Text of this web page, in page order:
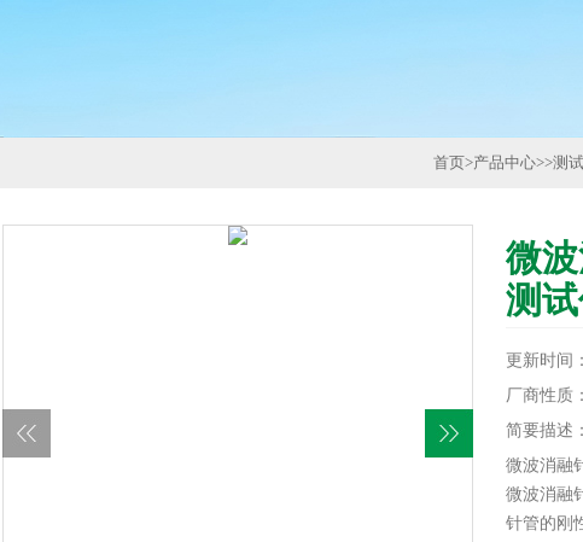
首页>产品中心>>测
微
测
更新时间
厂商性质
简要描述
微波消融
微波消融
针管的刚